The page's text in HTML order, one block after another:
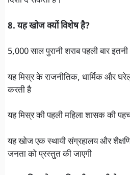
8. यह खोज क्यों विशेष है?
5,000 साल पुरानी शराब पहली बार
यह मिस्र के राजनीतिक, धार्मिक और
करती है
यह मिस्र की पहली महिला शासक की
यह खोज एक स्थायी संग्रहालय और
जनता को प्रस्तुत की जाएगी